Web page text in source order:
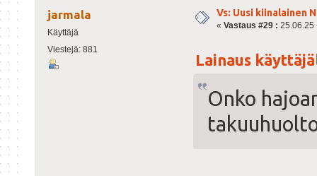
jarmala
Käyttäjä
Viestejä: 881
Vs: Uusi kiinalainen
« Vastaus #29 : 25.06.25
Lainaus
Onko